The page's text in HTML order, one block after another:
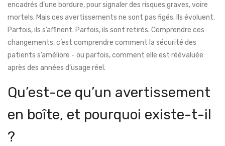
encadrés d’une bordure, pour signaler des risques graves, voire
mortels. Mais ces avertissements ne sont pas figés. Ils évoluent.
Parfois, ils s’affinent. Parfois, ils sont retirés. Comprendre ces
changements, c’est comprendre comment la sécurité des
patients s’améliore - ou parfois, comment elle est réévaluée
après des années d’usage réel.
Qu’est-ce qu’un avertissement
en boîte, et pourquoi existe-t-il
?